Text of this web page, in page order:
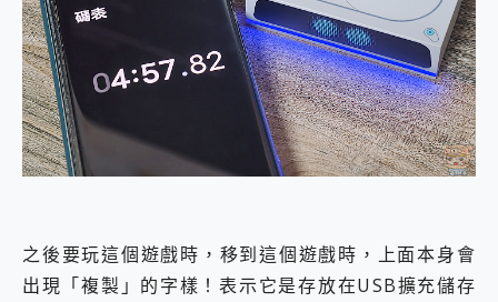
之後要玩這個遊戲時，移到這個遊戲時，上面本身會
出現「複製」的字樣！表示它是存放在USB擴充儲存